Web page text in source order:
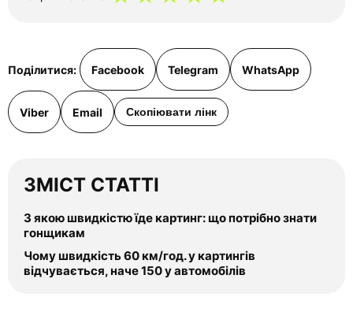
Поділитися: Facebook Telegram WhatsApp
Viber Email Скопіювати лінк
ЗМІСТ СТАТТІ
З якою швидкістю їде картинг: що потрібно знати
гонщикам
Чому швидкість 60 км/год. у картингів
відчувається, наче 150 у автомобілів